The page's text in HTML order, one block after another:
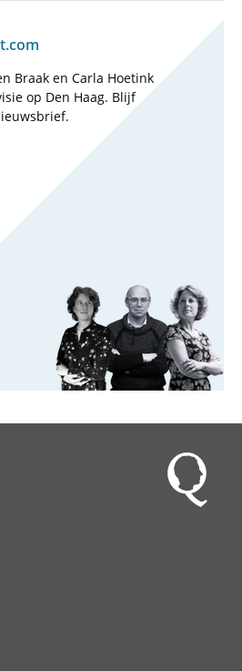
Braak en Carla Hoetink
op Den Haag. Blijf